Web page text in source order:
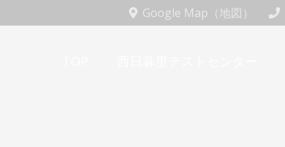
Google Map（地図）